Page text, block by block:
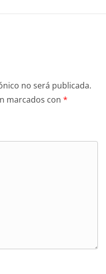
no será publicada.
marcados con *